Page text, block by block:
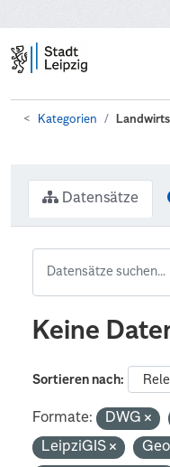
Kategorien
Datensätze
Keine
Sortieren nach
Formate: DWG
LeipziGIS